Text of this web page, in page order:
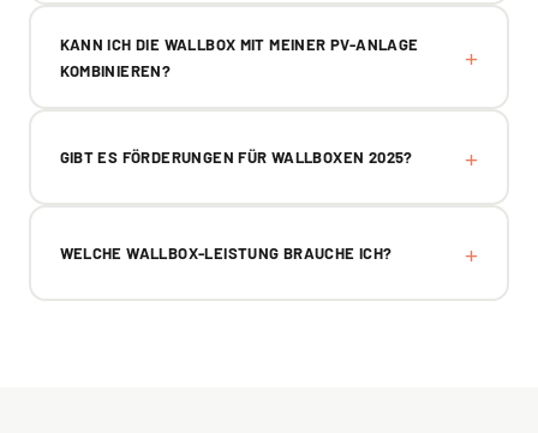
KANN ICH DIE WALLBOX MIT MEINER PV-ANLAGE
KOMBINIEREN?
GIBT ES FÖRDERUNGEN FÜR WALLBOXEN 2025?
WELCHE WALLBOX-LEISTUNG BRAUCHE ICH?